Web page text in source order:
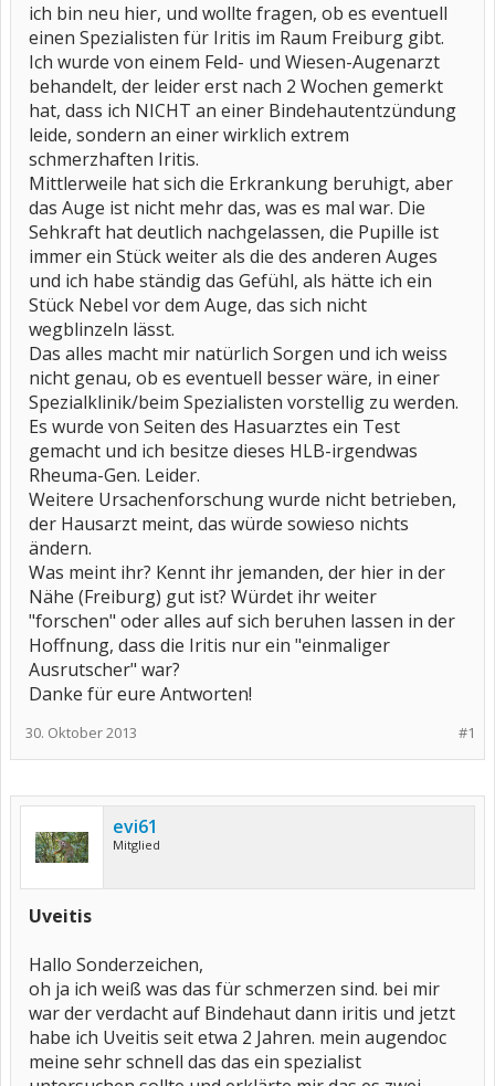
ich bin neu hier, und wollte fragen, ob es eventuell
einen Spezialisten für Iritis im Raum Freiburg gibt.
Ich wurde von einem Feld- und Wiesen-Augenarzt
behandelt, der leider erst nach 2 Wochen gemerkt
hat, dass ich NICHT an einer Bindehautentzündung
leide, sondern an einer wirklich extrem
schmerzhaften Iritis.
Mittlerweile hat sich die Erkrankung beruhigt, aber
das Auge ist nicht mehr das, was es mal war. Die
Sehkraft hat deutlich nachgelassen, die Pupille ist
immer ein Stück weiter als die des anderen Auges
und ich habe ständig das Gefühl, als hätte ich ein
Stück Nebel vor dem Auge, das sich nicht
wegblinzeln lässt.
Das alles macht mir natürlich Sorgen und ich weiss
nicht genau, ob es eventuell besser wäre, in einer
Spezialklinik/beim Spezialisten vorstellig zu werden.
Es wurde von Seiten des Hasuarztes ein Test
gemacht und ich besitze dieses HLB-irgendwas
Rheuma-Gen. Leider.
Weitere Ursachenforschung wurde nicht betrieben,
der Hausarzt meint, das würde sowieso nichts
ändern.
Was meint ihr? Kennt ihr jemanden, der hier in der
Nähe (Freiburg) gut ist? Würdet ihr weiter
"forschen" oder alles auf sich beruhen lassen in der
Hoffnung, dass die Iritis nur ein "einmaliger
Ausrutscher" war?
Danke für eure Antworten!
#1
30. Oktober 2013
evi61
Mitglied
Uveitis
Hallo Sonderzeichen,
oh ja ich weiß was das für schmerzen sind. bei mir
war der verdacht auf Bindehaut dann iritis und jetzt
habe ich Uveitis seit etwa 2 Jahren. mein augendoc
meine sehr schnell das das ein spezialist